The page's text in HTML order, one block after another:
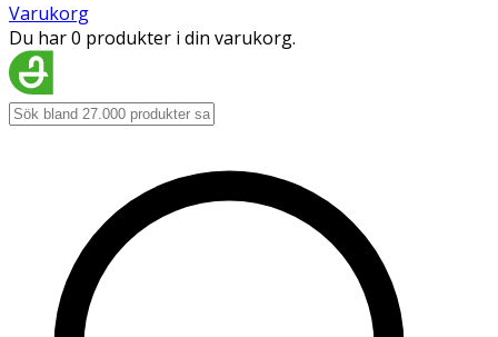
Varukorg
Du har 0 produkter i din varukorg.